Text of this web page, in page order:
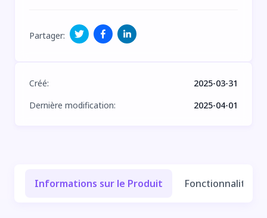
Partager:
Créé:
2025-03-31
Dernière modification: 2025-04-01
Informations sur le Produit Fonctionnalités